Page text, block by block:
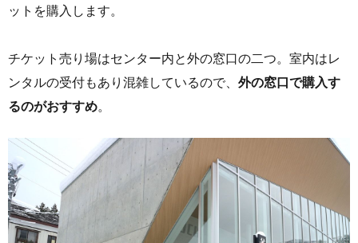
ットを購入します。
チケット売り場はセンター内と外の窓口の二つ。室内はレ
ンタルの受付もあり混雑しているので、 外の窓口で購入す
るのがおすすめ。